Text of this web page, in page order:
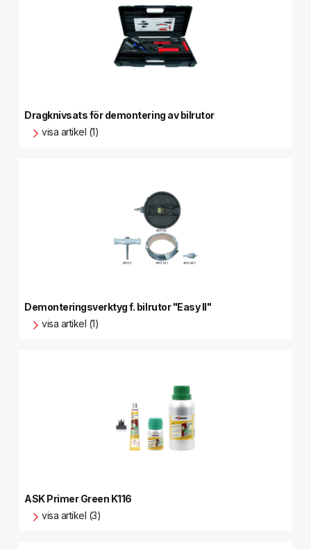
Dragknivsats för demontering av bilrutor
visa artikel (1)
Demonteringsverktyg f. bilrutor "Easy II"
visa artikel (1)
ASK Primer Green K116
visa artikel (3)